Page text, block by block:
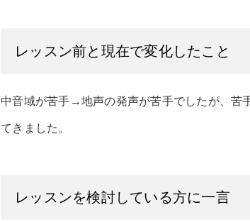
レッスン前と現在で変化したこと
中音域が苦手→地声の発声が苦手でしたが、苦
てきました。
レッスンを検討している方に一言